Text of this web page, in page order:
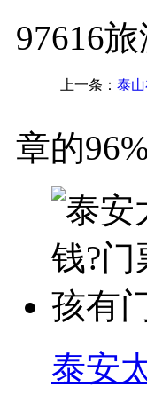
97616
上一条： 泰
章的
泰安